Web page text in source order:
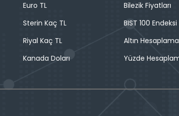
Euro TL
Sterin Kaç TL
Riyal Kaç TL
Kanada Doları
Bilezik Fiyatları
BIST 100 Endeksi
Altın Hesaplama
Yüzde